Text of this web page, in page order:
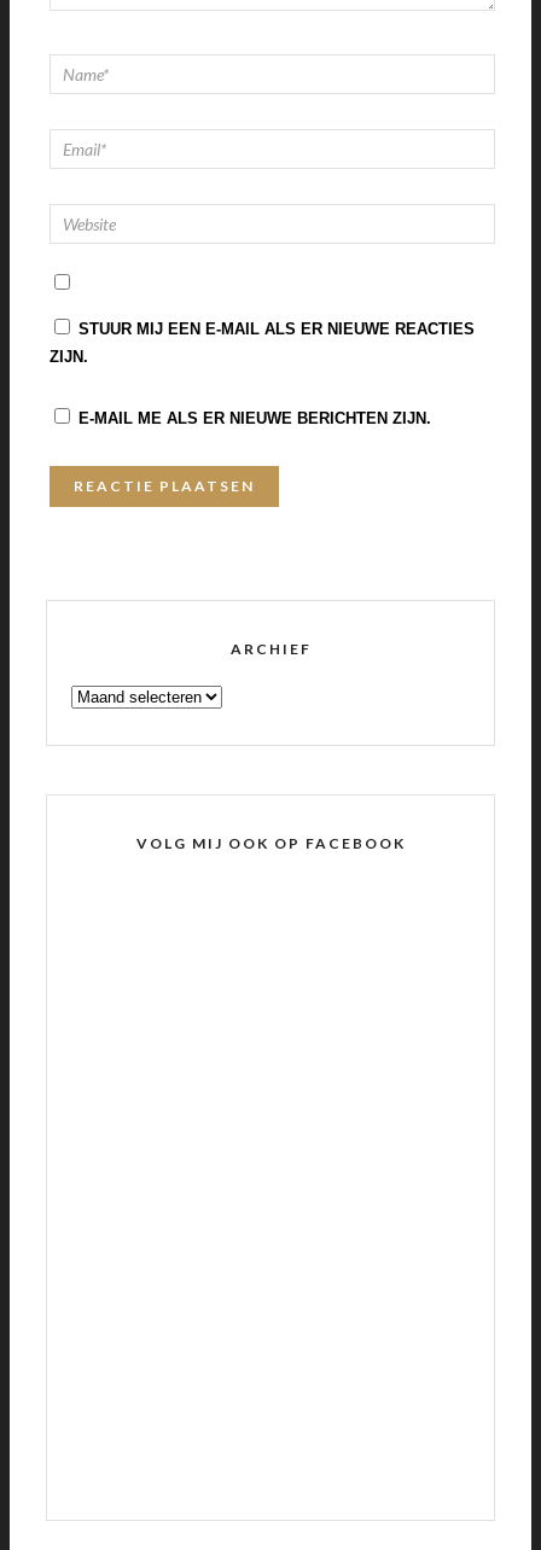
STUUR MIJ EEN E-MAIL ALS ER NIEUWE REACTIES
ZIJN.
E-MAIL ME ALS ER NIEUWE BERICHTEN ZIJN.
ARCHIEF
ARCHIEF
VOLG MIJ OOK OP FACEBOOK